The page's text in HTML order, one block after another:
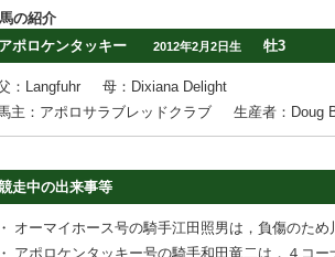
の紹介
アポロケンタッキー
2012年2月2日生 牡3
：Langfuhr
母：Dixiana Delight
主：アポロサラブレッドクラブ
生産者：Doug
走中の出来事等
・ オーマイホース号の騎手江田照男は，負傷のため
・ アポロケンタッキー号の騎手和田竜二は，４コ